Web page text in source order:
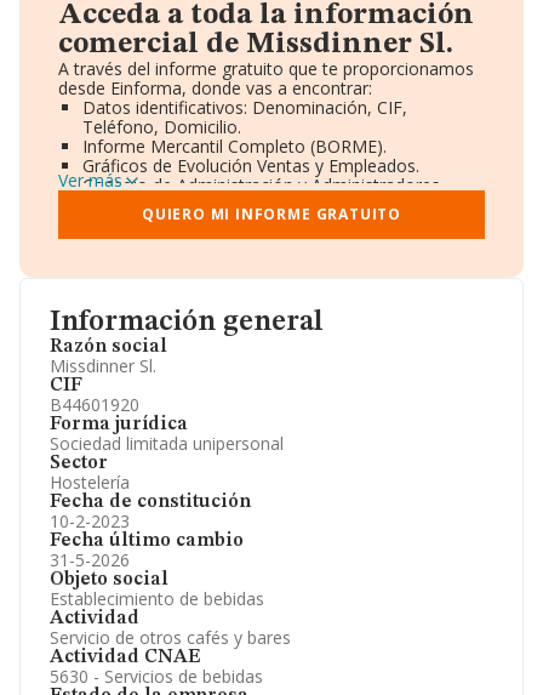
Información general
Razón social
Missdinner Sl.
CIF
B44601920
Forma jurídica
Sociedad limitada unipersonal
Sector
Hostelería
Fecha de constitución
10-2-2023
Fecha último cambio
31-5-2026
Objeto social
Establecimiento de bebidas
Actividad
Servicio de otros cafés y bares
Actividad CNAE
5630 - Servicios de bebidas
Acceda a toda la información
comercial de Missdinner Sl.
A través del informe gratuito que te proporcionamos
desde Einforma, donde vas a encontrar:
Datos identificativos: Denominación, CIF,
Teléfono, Domicilio.
Informe Mercantil Completo (BORME).
Gráficos de Evolución Ventas y Empleados.
Consejo de Administración y Administradores.
Directivos y Ejecutivos.
Accionistas.
Participaciones y Vinculaciones en otras empresas.
Información oficial y registral complementaria.
Ver más
QUIERO MI INFORME GRATUITO